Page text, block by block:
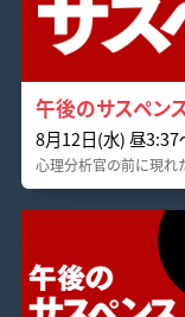
午後のサスペン
8月12日(水) 昼3:37
心理分析官の前に現れ